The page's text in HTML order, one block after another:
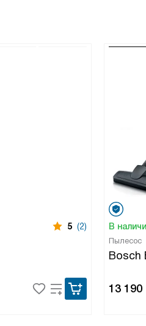
5 (2) В
Пылесос
Bosch
13 190